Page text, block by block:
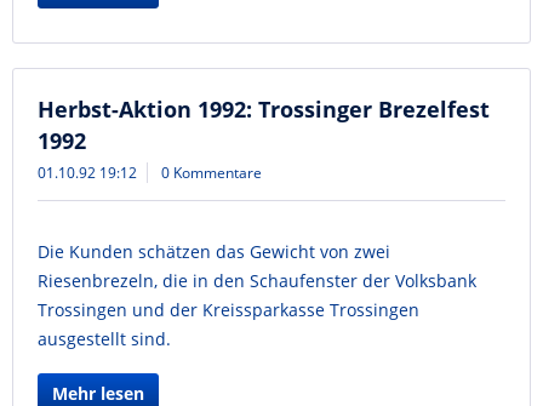
Herbst-Aktion 1992: Trossinger Brezelfest
1992
01.10.92 19:12 0 Kommentare
Die Kunden schätzen das Gewicht von zwei
Riesenbrezeln, die in den Schaufenster der Volksbank
Trossingen und der Kreissparkasse Trossingen
ausgestellt sind.
Mehr lesen